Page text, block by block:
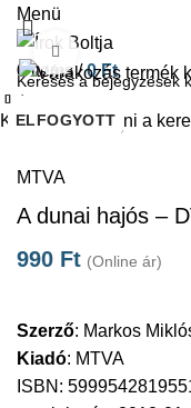
Menü
0items / 0Ft
Click to enlarge
Kezdőlap DVD
MTVA
A dunai hajós –
990 Ft (Online ár)
Szerző: Markos
Kiadó: MTVA
ISBN:
ELFOGYOTT
Bezárás
Bezárás
ELFOGYOTT
Bezárás
ELFOGYOTT
Bezárás
ELFOGYOTT
Bezárás
ELFOGYOTT
Bezárás
ELFOGYOTT
Bezárás
ELFOGYOTT
Bezárás
Kezdje el gépelni a